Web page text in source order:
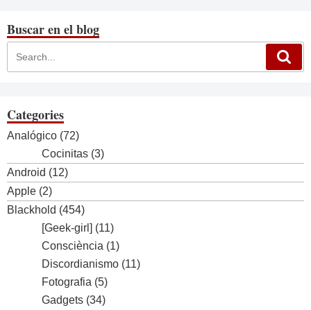
Buscar en el blog
Categories
Analógico (72)
Cocinitas (3)
Android (12)
Apple (2)
Blackhold (454)
[Geek-girl] (11)
Consciència (1)
Discordianismo (11)
Fotografia (5)
Gadgets (34)